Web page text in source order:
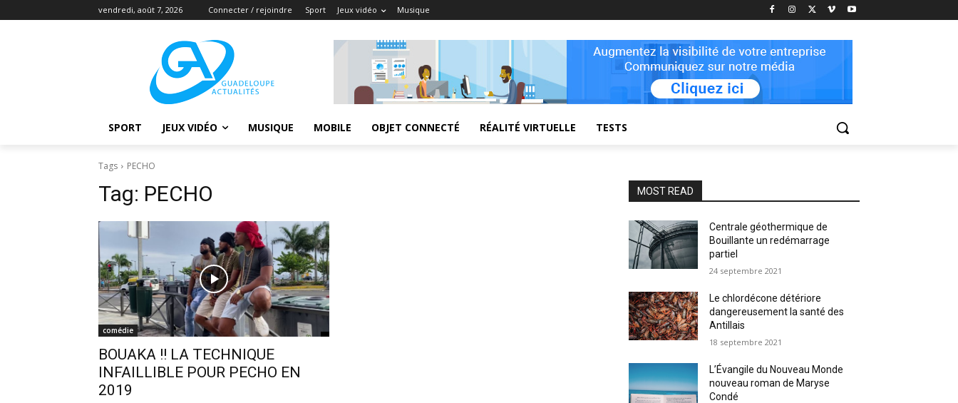
vendredi, août 7, 2026 Connecter / rejoindre Sport Jeux vidéo Musique
SPORT JEUX VIDÉO MUSIQUE MOBILE OBJET CONNECTÉ RÉALITÉ VIRTUELLE TESTS
Tags PECHO
Tag: PECHO
comédie
BOUAKA !! LA TECHNIQUE
INFAILLIBLE POUR PECHO EN
2019
MOST READ
Centrale géothermique de
Bouillante un redémarrage
partiel
24 septembre 2021
Le chlordécone détériore
dangereusement la santé des
Antillais
18 septembre 2021
L’Évangile du Nouveau Monde
nouveau roman de Maryse
Condé